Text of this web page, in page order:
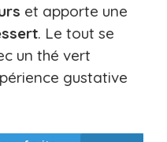
et apporte une
. Le tout se
un thé vert
gustative